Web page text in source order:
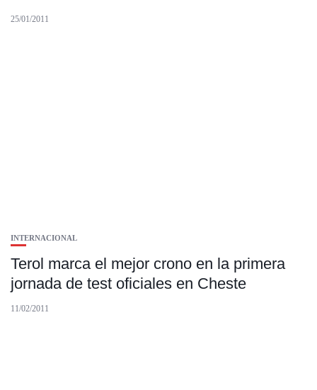
25/01/2011
INTERNACIONAL
Terol marca el mejor crono en la primera
jornada de test oficiales en Cheste
11/02/2011